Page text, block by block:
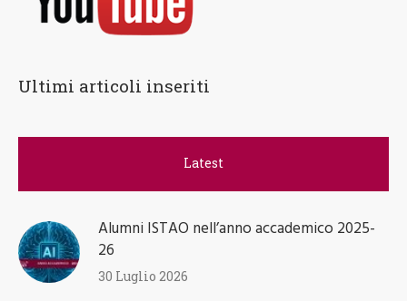
Ultimi articoli inseriti
Latest
Alumni ISTAO nell’anno accademico 2025-
26
30 Luglio 2026